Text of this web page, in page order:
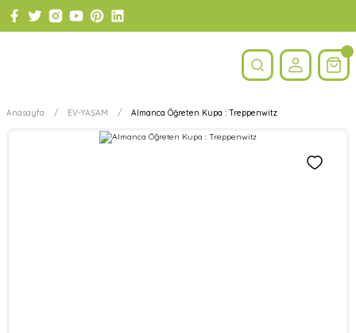
Anasayfa EV-YAŞAM Almanca Öğreten Kupa : Treppenwitz